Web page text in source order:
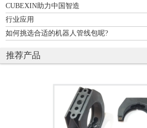
A036
CUBEXIN助力中国智造
行业应用
如何挑选合适的机器人管线包呢?
推荐产品